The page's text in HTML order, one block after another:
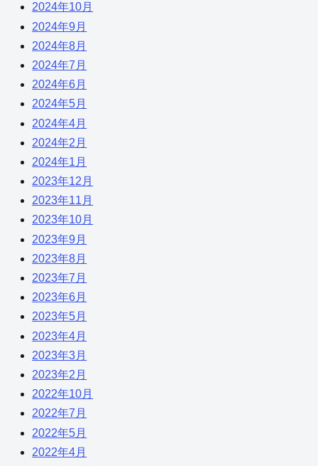
2024年10月
2024年9月
2024年8月
2024年7月
2024年6月
2024年5月
2024年4月
2024年2月
2024年1月
2023年12月
2023年11月
2023年10月
2023年9月
2023年8月
2023年7月
2023年6月
2023年5月
2023年4月
2023年3月
2023年2月
2022年10月
2022年7月
2022年5月
2022年4月